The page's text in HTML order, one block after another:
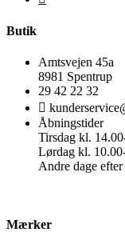
Butik
Amtsvejen 45a
8981 Spentrup
29 42 22 32
Åbningstider
Tirsdag kl.
Lørdag kl.
Andre dage efter
Mærker